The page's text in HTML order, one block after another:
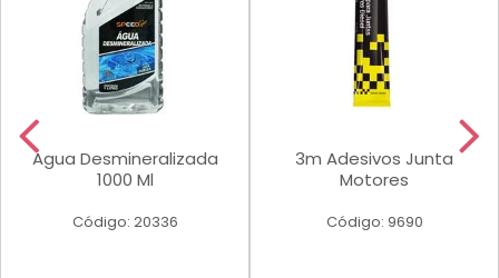
Agua Desmineralizada
1000 Ml
Código: 20336
3m Adesivos Junta
Motores
Código: 9690